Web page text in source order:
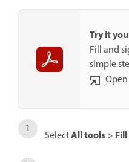
Try it
Fill and
simple
SelectAll tools>